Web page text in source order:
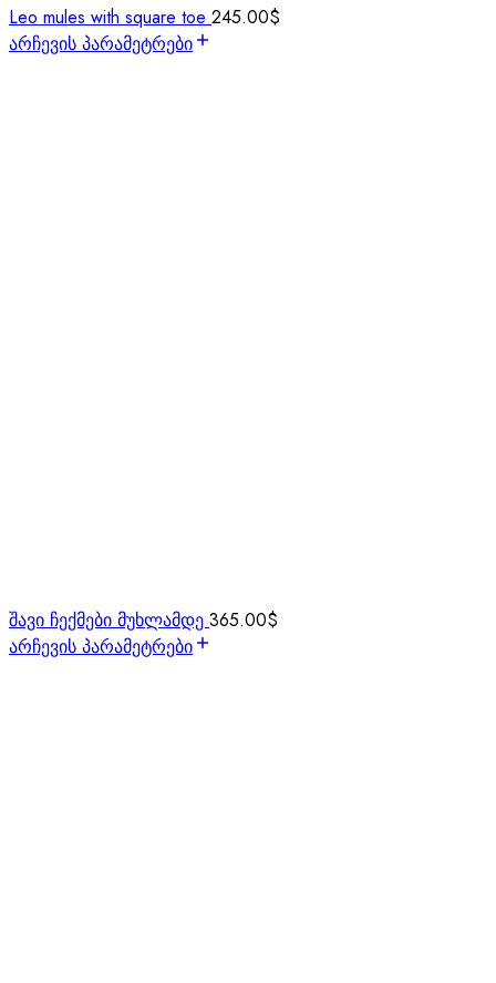
Leo mules with square toe 245.00$
არჩევის პარამეტრები
შავი ჩექმები მუხლამდე 365.00$
არჩევის პარამეტრები